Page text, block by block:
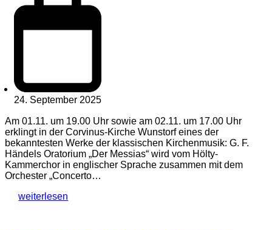
24. September 2025
Am 01.11. um 19.00 Uhr sowie am 02.11. um 17.00 Uhr
erklingt in der Corvinus-Kirche Wunstorf eines der
bekanntesten Werke der klassischen Kirchenmusik: G. F.
Händels Oratorium „Der Messias“ wird vom Hölty-
Kammerchor in englischer Sprache zusammen mit dem
Orchester „Concerto…
weiterlesen